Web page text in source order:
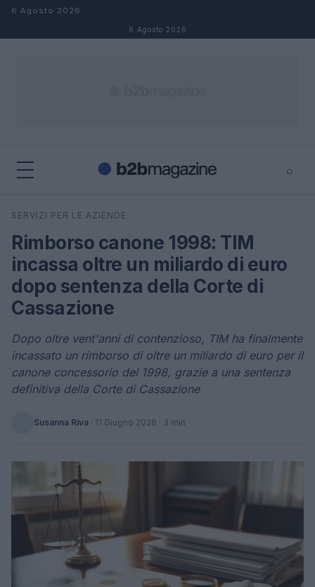
Salta al contenuto
6 Agosto 2026
6 Agosto 2026
⌕
Cerca
SERVIZI PER LE AZIENDE
Rimborso canone 1998: TIM
incassa oltre un miliardo di euro
dopo sentenza della Corte di
Cassazione
Dopo oltre vent'anni di contenzioso, TIM ha finalmente
incassato un rimborso di oltre un miliardo di euro per il
canone concessorio del 1998, grazie a una sentenza
definitiva della Corte di Cassazione
Susanna Riva · 11 Giugno 2026 · 3 min